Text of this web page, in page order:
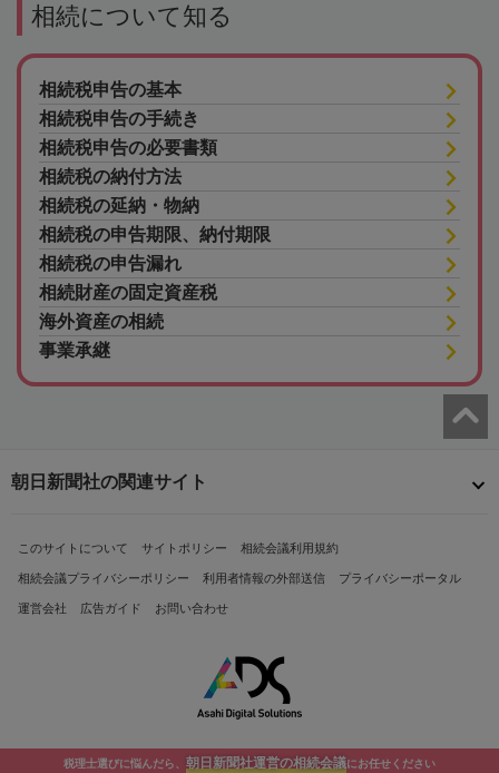
相続について知る
相続税申告の基本
相続税申告の手続き
相続税申告の必要書類
相続税の納付方法
相続税の延納・物納
相続税の申告期限、納付期限
相続税の申告漏れ
相続財産の固定資産税
海外資産の相続
事業承継
税理士選びに悩んだら、 朝日新聞社運営の相続会議にお任せください
朝日新聞社の関連サイト
このサイトについて サイトポリシー 相続会議利用規約
相続会議プライバシーポリシー 利用者情報の外部送信 プライバシーポータル
運営会社 広告ガイド お問い合わせ
Copyright© The Asahi Shimbun Company. All Rights Reserved.